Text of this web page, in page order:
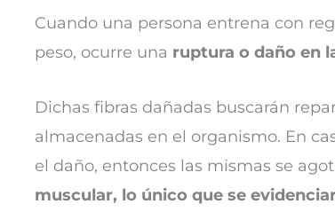
Cuando una persona entrena con
peso, ocurre una ruptura o daño en
Dichas fibras dañadas buscarán
almacenadas en el organismo. En
el daño, entonces las mismas se
muscular, lo único que se